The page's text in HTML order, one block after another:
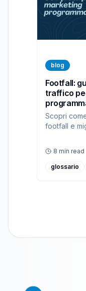
blog
Footfall:
traffico
Scopri
footfall e
8 min read
glossario